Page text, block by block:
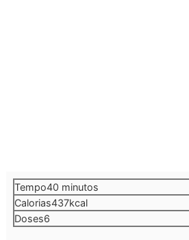
Tempo40 minutos
minutos
Calorias437kcal
Doses6